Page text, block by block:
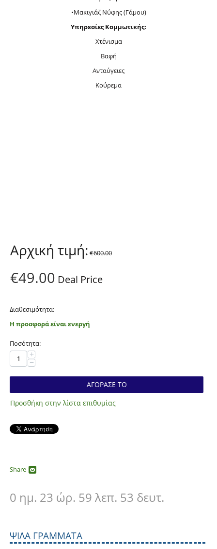
•Μακιγιάζ Νύφης (Γάμου)
Υπηρεσίες Κομμωτικής:
Χτένισμα
Βαφή
Ανταύγειες
Κούρεμα
Αρχική τιμή: €600.00
€49.00 Deal Price
Διαθεσιμότητα:
Η προσφορά είναι ενεργή
Ποσότητα:
+
−
ΑΓΟΡΑΣΕ ΤΟ
Προσθήκη στην λίστα επιθυμίας
Share
0 ημ. 23 ώρ. 59 λεπ. 53 δευτ.
ΨΙΛΆ ΓΡΆΜΜΑΤΑ